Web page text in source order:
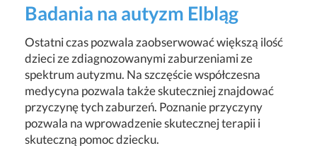
Badania na autyzm Elbląg
Ostatni czas pozwala zaobserwować większą ilość
dzieci ze zdiagnozowanymi zaburzeniami ze
spektrum autyzmu. Na szczęście współczesna
medycyna pozwala także skuteczniej znajdować
przyczynę tych zaburzeń. Poznanie przyczyny
pozwala na wprowadzenie skutecznej terapii i
skuteczną pomoc dziecku.